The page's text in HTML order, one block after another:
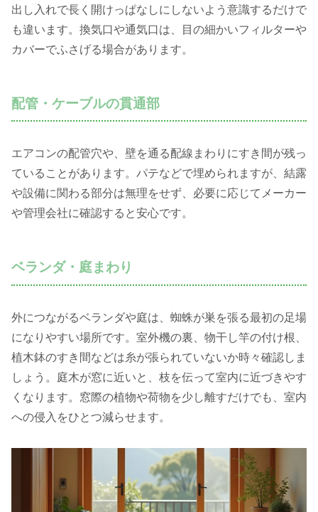
出し入れで長く開けっぱなしにしないよう意識するだけで
も違います。換気口や通気口は、目の細かいフィルターや
カバーでふさげる場合があります。
配管・ケーブルの貫通部
エアコンの配管穴や、壁を通る配線まわりにすき間が残っ
ていることがあります。パテなどで埋められますが、結露
や設備に関わる部分は無理をせず、必要に応じてメーカー
や管理会社に確認すると安心です。
ベランダ・庭まわり
外につながるベランダや庭は、蜘蛛が巣を張る最初の足場
になりやすい場所です。室外機の裏、物干し竿の付け根、
植木鉢のすき間などは糸が張られていないか時々確認しま
しょう。庭木が窓に近いと、枝を伝って室内に近づきやす
くなります。窓際の植物や荷物を少し離すだけでも、室内
への侵入をひとつ減らせます。